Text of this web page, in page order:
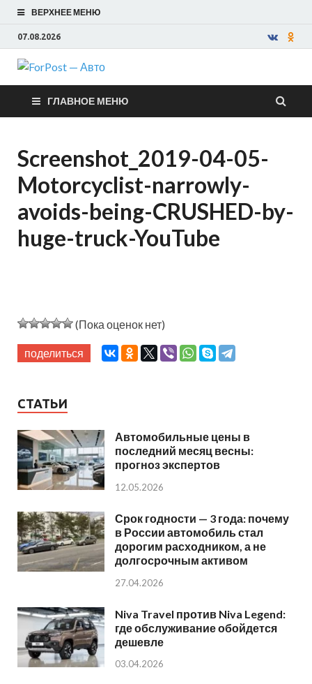
ВЕРХНЕЕ МЕНЮ
07.08.2026
ForPost —
Авто
ГЛАВНОЕ МЕНЮ
Screenshot_2019-04-05-
Motorcyclist-narrowly-
avoids-being-CRUSHED-by-
huge-truck-YouTube
(Пока оценок нет)
поделиться
СТАТЬИ
Автомобильные цены в
последний месяц весны:
прогноз экспертов
12.05.2026
Срок годности — 3 года: почему
в России автомобиль стал
дорогим расходником, а не
долгосрочным активом
27.04.2026
Niva Travel против Niva Legend:
где обслуживание обойдется
дешевле
03.04.2026